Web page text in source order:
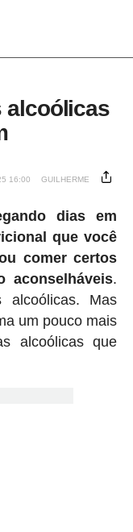
alcoólicas
16:00 GUILHERME
dias em
que você
comer certos
aconselháveis.
alcoólicas. Mas
um pouco mais
alcoólicas que